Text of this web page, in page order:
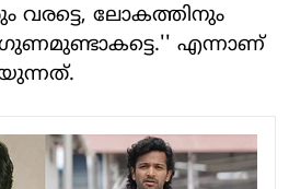
വരട്ടെ, ലോകത്തിനും
എന്നാണ്